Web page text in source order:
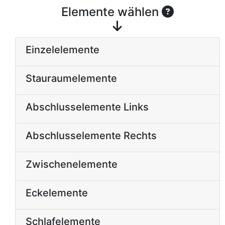
Elemente wählen
Einzelelemente
Stauraumelemente
Abschlusselemente Links
Abschlusselemente Rechts
Zwischenelemente
Eckelemente
Schlafelemente